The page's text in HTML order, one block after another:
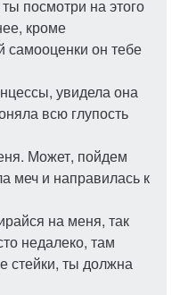
посмотри на этого
кроме
самооценки он тебе
увидела она
всю глупость
Может, пойдем
меч и направилась к
на меня, так
недалеко, там
стейки, ты должна